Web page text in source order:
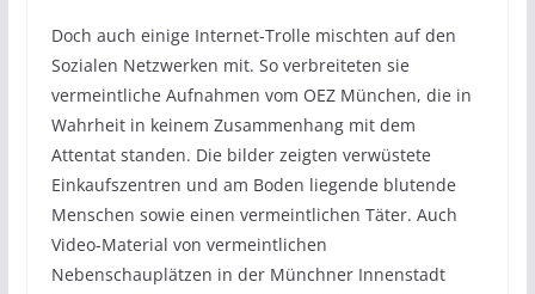
Doch auch einige Internet-Trolle mischten auf den
Sozialen Netzwerken mit. So verbreiteten sie
vermeintliche Aufnahmen vom OEZ München, die in
Wahrheit in keinem Zusammenhang mit dem
Attentat standen. Die bilder zeigten verwüstete
Einkaufszentren und am Boden liegende blutende
Menschen sowie einen vermeintlichen Täter. Auch
Video-Material von vermeintlichen
Nebenschauplätzen in der Münchner Innenstadt